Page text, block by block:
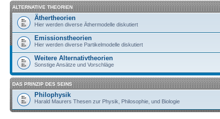
ALTERNATIVE THEORIEN
Äthertheorien
Hier werden diverse Äthermodelle diskutiert
Emissionstheorien
Hier werden diverse Partikelmodelle diskutiert
Weitere Alternativtheorien
Sonstige Ansätze und Vorschläge
DAS PRINZIP DES SEINS
Philophysik
Harald Maurers Thesen zur Physik, Philosophie, und Biologie